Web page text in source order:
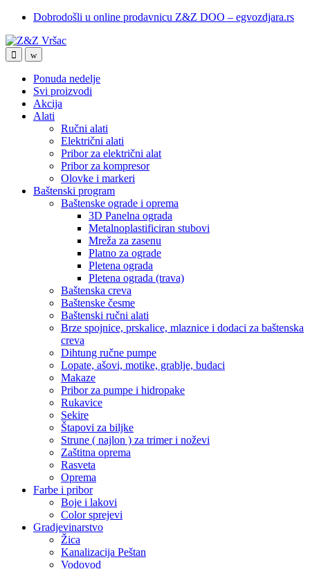
Skip
navigation
Skip
content
Dobrodošli u online prodavnicu Z&Z DOO – egvozdjara.rs
Ponuda nedelje
Svi proizvodi
Akcija
Alati
Ručni alati
Električni alati
Pribor za električni alat
Pribor za kompresor
Olovke i markeri
Baštenski program
Baštenske ograde i oprema
3D Panelna ograda
Metalnoplastificiran stubovi
Mreža za zasenu
Platno za ograde
Pletena ograda
Pletena ograda (trava)
Baštenska creva
Baštenske česme
Baštenski ručni alati
Brze spojnice, prskalice, mlaznice i dodaci za baštenska
creva
Dihtung ručne pumpe
Lopate, ašovi, motike, grablje, budaci
Makaze
Pribor za pumpe i hidropake
Rukavice
Sekire
Štapovi za biljke
Strune ( najlon ) za trimer i noževi
Zaštitna oprema
Rasveta
Oprema
Farbe i pribor
Boje i lakovi
Color sprejevi
Gradjevinarstvo
Žica
Kanalizacija Peštan
Vodovod